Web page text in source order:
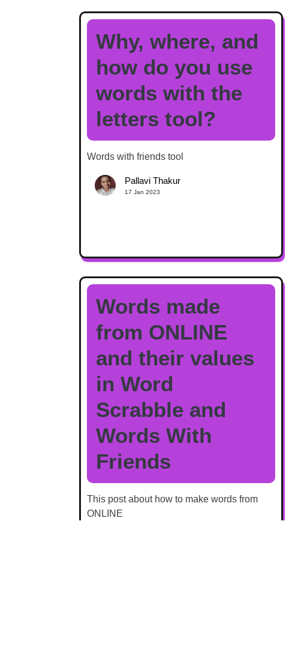
Why, where, and
how do you use
words with the
letters tool?
Words with friends tool
Pallavi Thakur
17 Jan 2023
Words made
from ONLINE
and their values
in Word
Scrabble and
Words With
Friends
This post about how to make words from
ONLINE